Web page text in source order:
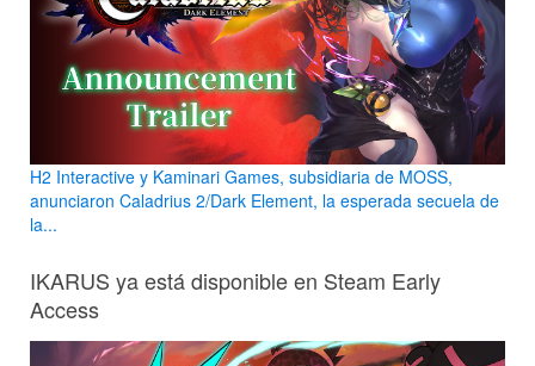
H2 Interactive y Kaminari Games, subsidiaria de MOSS,
anunciaron Caladrius 2/Dark Element, la esperada secuela de
la...
IKARUS ya está disponible en Steam Early
Access